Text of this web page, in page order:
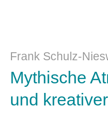
Frank Schulz-
Mythische
und